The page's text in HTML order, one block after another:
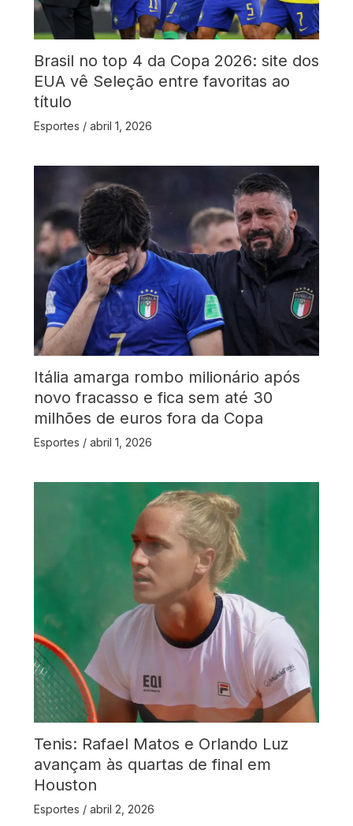
Brasil no top 4 da Copa 2026: site dos
EUA vê Seleção entre favoritas ao
título
Esportes / abril 1, 2026
Itália amarga rombo milionário após
novo fracasso e fica sem até 30
milhões de euros fora da Copa
Esportes / abril 1, 2026
Tenis: Rafael Matos e Orlando Luz
avançam às quartas de final em
Houston
Esportes / abril 2, 2026